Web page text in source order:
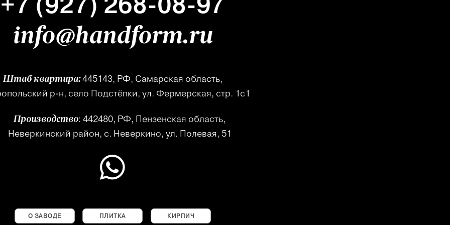
КИРПИЧ
О ЗАВОДЕ ПЛИТКА
info@handform.ru
Штаб квартира:445143, РФ, Самарская область,
р-н, село Подстёпки, ул. Фермерская, стр. 1с1
Производство: 442480, РФ, Пензенская область,
Неверкинский район, с. Неверкино, ул. Полевая, 51